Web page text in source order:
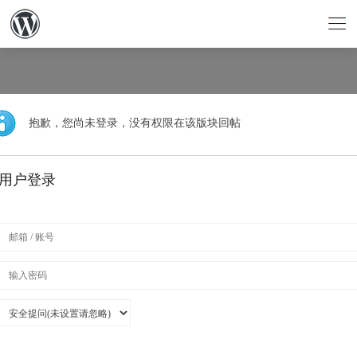
抱歉，您尚未登录，没有权限在该版块回帖
户登录